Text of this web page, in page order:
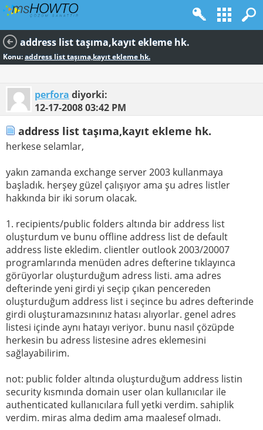
address list taşıma,kayıt ekleme hk.
Konu:address list taşıma,kayıt ekleme hk.
perfora diyorki:
12-17-200803:42 PM
address list taşıma,kayıt ekleme hk.
herkese selamlar,
yakın zamanda exchange server 2003 kullanmaya
başladık. herşey güzel çalışıyor ama şu adres listler
hakkında bir iki sorum olacak.
1. recipients/public folders altında bir address list
oluşturdum ve bunu offline address list de default
address liste ekledim. clientler outlook 2003/20007
programlarında menüden adres defterine tıklayınca
görüyorlar oluşturduğum adress listi. ama adres
defterinde yeni girdi yi seçip çıkan pencereden
oluşturduğum address list i seçince bu adres defterinde
girdi oluşturamazsınınız hatası alıyorlar. genel adres
listesi içinde aynı hatayı veriyor. bunu nasıl çözüpde
herkesin bu adress listesine adres eklemesini
sağlayabilirim.
not: public folder altında oluşturduğum address listin
security kısmında domain user olan kullanıcılar ile
authenticated kullanıcılara full yetki verdim. sahiplik
verdim. miras alma dedim ama maalesef olmadı.